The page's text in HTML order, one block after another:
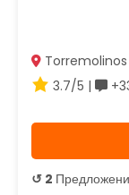
3.7/5 |
↺ 2